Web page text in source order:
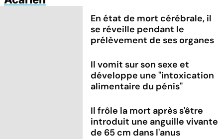
En état de mort cérébrale, il
se réveille pendant le
prélèvement de ses organes
Il vomit sur son sexe et
développe une "intoxication
alimentaire du pénis"
Il frôle la mort après s'être
introduit une anguille vivante
de 65 cm dans l'anus